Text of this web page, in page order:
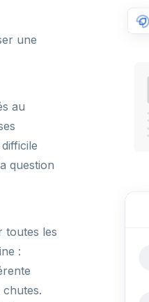
une
au
question
toutes les
:
chutes.